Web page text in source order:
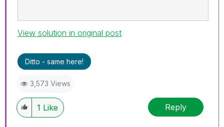
View solution in original post
Ditto - same here!
3,573 Views
1 Like Reply